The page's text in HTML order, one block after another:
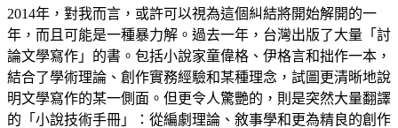
2014年，對我而言，或許可以視為這個糾結將開始解開的一
年，而且可能是一種暴力解。過去一年，台灣出版了大量「討
論文學寫作」的書。包括小說家童偉格、伊格言和拙作一本，
結合了學術理論、創作實務經驗和某種理念，試圖更清晰地說
明文學寫作的某一側面。但更令人驚艷的，則是突然大量翻譯
的「小說技術手冊」：從編劇理論、敘事學和更為精良的創作